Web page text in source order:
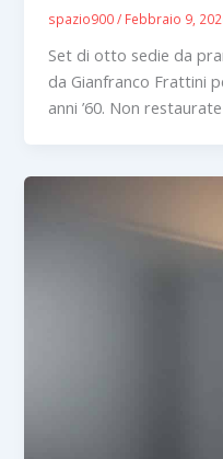
spazio900/ Febbraio 9,
Set di otto sedie da
da Gianfranco Frattini
anni ’60. Non restaurate